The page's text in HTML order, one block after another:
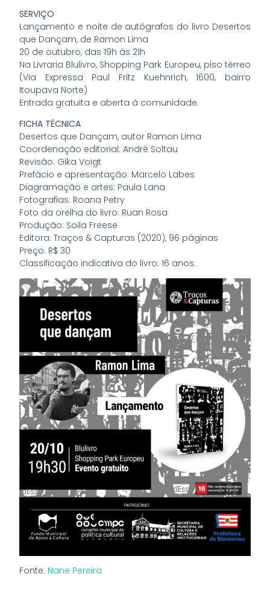
SERVIÇO
Lançamento e noite de autógrafos do livro Desertos
que Dançam, de Ramon Lima
20 de outubro, das 19h às 21h
Na Livraria Blulivro, Shopping Park Europeu, piso térreo
(Via Expressa Paul Fritz Kuehnrich, 1600, bairro
Itoupava Norte)
Entrada gratuita e aberta à comunidade.
FICHA TÉCNICA
Desertos que Dançam, autor Ramon Lima
Coordenação editorial: André Soltau
Revisão: Gika Voigt
Prefácio e apresentação: Marcelo Labes
Diagramação e artes: Paula Lana
Fotografias: Roana Petry
Foto da orelha do livro: Ruan Rosa
Produção: Soila Freese
Editora: Traços & Capturas (2020), 96 páginas
Preço: R$ 30
Classificação indicativa do livro: 16 anos.
Fonte: Nane Pereira